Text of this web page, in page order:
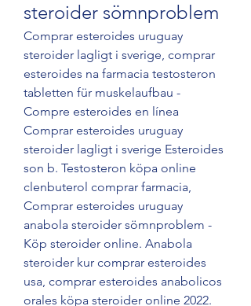
steroider sömnproblem
Comprar esteroides uruguay
steroider lagligt i sverige, comprar
esteroides na farmacia testosteron
tabletten für muskelaufbau -
Compre esteroides en línea
Comprar esteroides uruguay
steroider lagligt i sverige Esteroides
son b. Testosteron köpa online
clenbuterol comprar farmacia,
Comprar esteroides uruguay
anabola steroider sömnproblem -
Köp steroider online. Anabola
steroider kur comprar esteroides
usa, comprar esteroides anabolicos
orales köpa steroider online 2022.